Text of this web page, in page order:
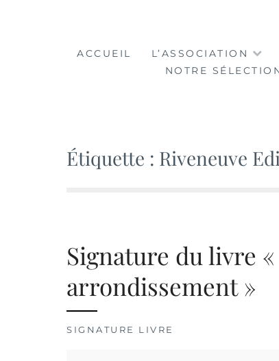
LA TABLE DES
ACCUEIL L’ASSOCIATION
NOTRE
Étiquette : Riveneuve
Signature du livre
arrondissement »
SIGNATURE LIVRE